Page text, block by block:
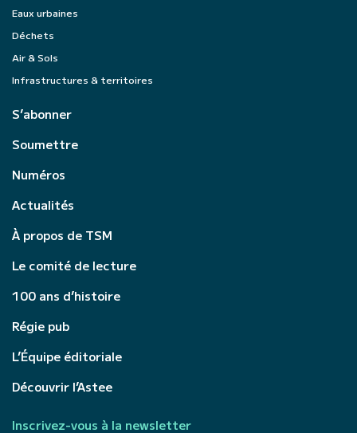
Eaux urbaines
Déchets
Air & Sols
Infrastructures & territoires
S’abonner
Soumettre
Numéros
Actualités
À propos de TSM
Le comité de lecture
100 ans d’histoire
Régie pub
L’Équipe éditoriale
Découvrir l’Astee
Inscrivez-vous à la newsletter